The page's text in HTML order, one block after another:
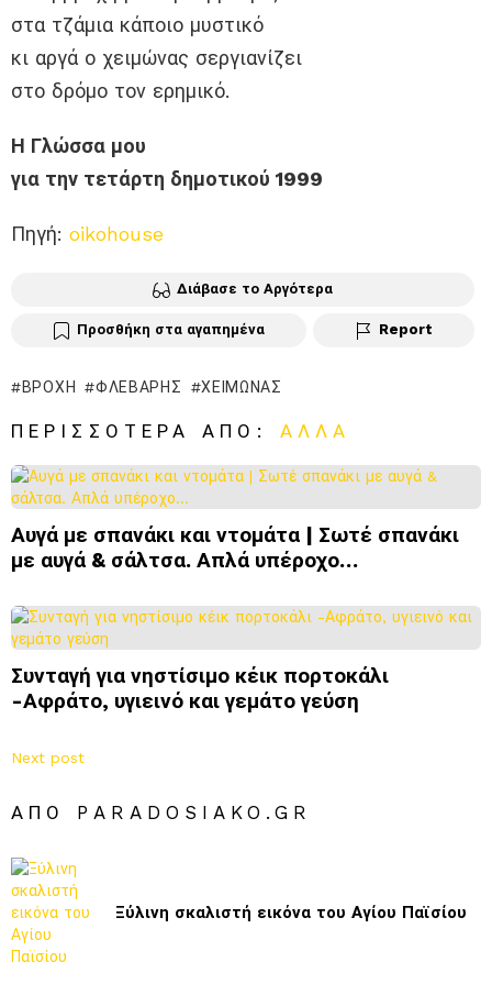
στα τζάμια κάποιο μυστικό
κι αργά ο χειμώνας σεργιανίζει
στο δρόμο τον ερημικό.
Η Γλώσσα μου
για την τετάρτη δημοτικού 1999
Πηγή: oikohouse
Διάβασε το Αργότερα
Προσθήκη στα αγαπημένα Report
ΒΡΟΧΉ ΦΛΕΒΆΡΗΣ ΧΕΙΜΏΝΑΣ
ΠΕΡΙΣΣΌΤΕΡΑ ΑΠΌ: ΆΛΛΑ
Αυγά με σπανάκι και ντομάτα | Σωτέ σπανάκι
με αυγά & σάλτσα. Απλά υπέροχο…
Συνταγή για νηστίσιμο κέικ πορτοκάλι
-Αφράτο, υγιεινό και γεμάτο γεύση
Next post
ΑΠΌ PARADOSIAKO.GR
Ξύλινη σκαλιστή εικόνα του Αγίου Παϊσίου